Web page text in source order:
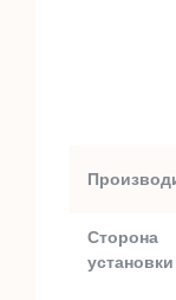
Сторона
установки